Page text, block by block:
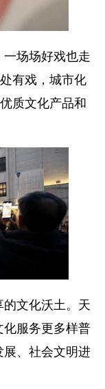
场场好戏也走
有戏，城市化
质文化产品和
文化沃土。天
服务更多样普
、社会文明进